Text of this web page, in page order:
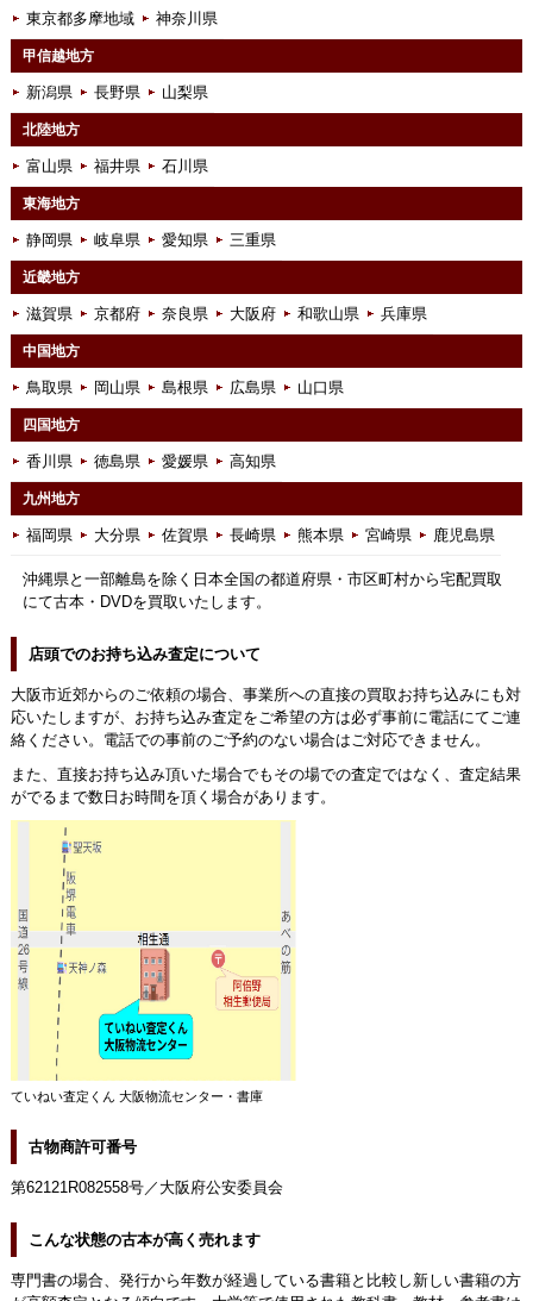
東京都多摩地域 神奈川県
甲信越地方
新潟県 長野県 山梨県
北陸地方
富山県 福井県 石川県
東海地方
静岡県 岐阜県 愛知県 三重県
近畿地方
滋賀県 京都府 奈良県 大阪府 和歌山県 兵庫県
中国地方
鳥取県 岡山県 島根県 広島県 山口県
四国地方
香川県 徳島県 愛媛県 高知県
九州地方
福岡県 大分県 佐賀県 長崎県 熊本県 宮崎県 鹿児島県
沖縄県と一部離島を除く日本全国の都道府県・市区町村から宅配買取
にて古本・DVDを買取いたします。
店頭でのお持ち込み査定について
大阪市近郊からのご依頼の場合、事業所への直接の買取お持ち込みにも対
応いたしますが、お持ち込み査定をご希望の方は必ず事前に電話にてご連
絡ください。電話での事前のご予約のない場合はご対応できません。
また、直接お持ち込み頂いた場合でもその場での査定ではなく、査定結果
がでるまで数日お時間を頂く場合があります。
ていねい査定くん 大阪物流センター・書庫
古物商許可番号
第62121R082558号／大阪府公安委員会
こんな状態の古本が高く売れます
専門書の場合、発行から年数が経過している書籍と比較し新しい書籍の方